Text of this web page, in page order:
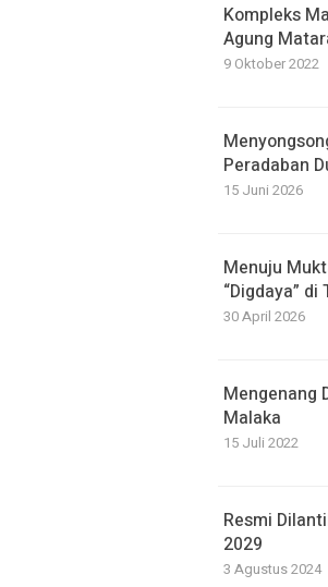
Kompleks
Agung
9 Oktober 2022
Peradaban
15 Juni 2026
Menuju
“Digdaya”
30 April 2026
Mengenang
Malaka
15 Juli 2022
Resmi
2029
3 Agustus 2024